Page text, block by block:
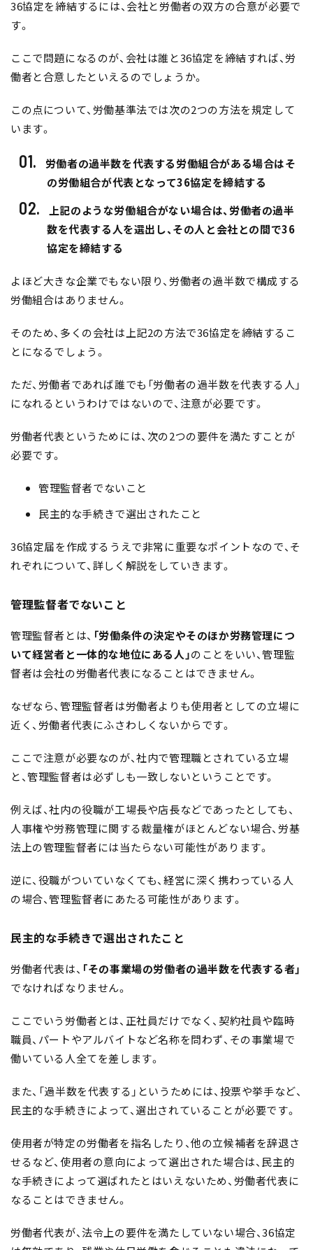
36協定を締結するには、会社と労働者の双方の合意が必要で
す。
ここで問題になるのが、会社は誰と36協定を締結すれば、労
働者と合意したといえるのでしょうか。
この点について、労働基準法では次の2つの方法を規定して
います。
労働者の過半数を代表する労働組合がある場合はそ
の労働組合が代表となって36協定を締結する
上記のような労働組合がない場合は、労働者の過半
数を代表する人を選出し、その人と会社との間で36
協定を締結する
よほど大きな企業でもない限り、労働者の過半数で構成する
労働組合はありません。
そのため、多くの会社は上記2の方法で36協定を締結するこ
とになるでしょう。
ただ、労働者であれば誰でも「労働者の過半数を代表する人」
になれるというわけではないので、注意が必要です。
労働者代表というためには、次の2つの要件を満たすことが
必要です。
管理監督者でないこと
民主的な手続きで選出されたこと
36協定届を作成するうえで非常に重要なポイントなので、そ
れぞれについて、詳しく解説をしていきます。
管理監督者でないこと
管理監督者とは、 「労働条件の決定やそのほか労務管理につ
いて経営者と一体的な地位にある人」のことをいい、管理監
督者は会社の労働者代表になることはできません。
なぜなら、管理監督者は労働者よりも使用者としての立場に
近く、労働者代表にふさわしくないからです。
ここで注意が必要なのが、社内で管理職とされている立場
と、管理監督者は必ずしも一致しないということです。
例えば、社内の役職が工場長や店長などであったとしても、
人事権や労務管理に関する裁量権がほとんどない場合、労基
法上の管理監督者には当たらない可能性があります。
逆に、役職がついていなくても、経営に深く携わっている人
の場合、管理監督者にあたる可能性があります。
民主的な手続きで選出されたこと
労働者代表は、 「その事業場の労働者の過半数を代表する者」
でなければなりません。
ここでいう労働者とは、正社員だけでなく、契約社員や臨時
職員、パートやアルバイトなど名称を問わず、その事業場で
働いている人全てを差します。
また、「過半数を代表する」というためには、投票や挙手など、
民主的な手続きによって、選出されていることが必要です。
使用者が特定の労働者を指名したり、他の立候補者を辞退さ
せるなど、使用者の意向によって選出された場合は、民主的
な手続きによって選ばれたとはいえないため、労働者代表に
なることはできません。
労働者代表が、法令上の要件を満たしていない場合、36協定